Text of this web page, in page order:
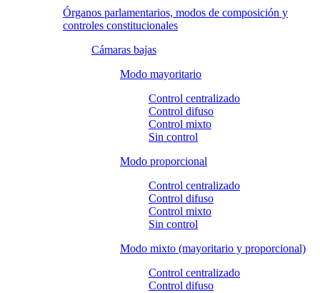
Órganos parlamentarios, modos de composición y
controles constitucionales
Cámaras bajas
Modo mayoritario
Control centralizado
Control difuso
Control mixto
Sin control
Modo proporcional
Control centralizado
Control difuso
Control mixto
Sin control
Modo mixto (mayoritario y proporcional)
Control centralizado
Control difuso